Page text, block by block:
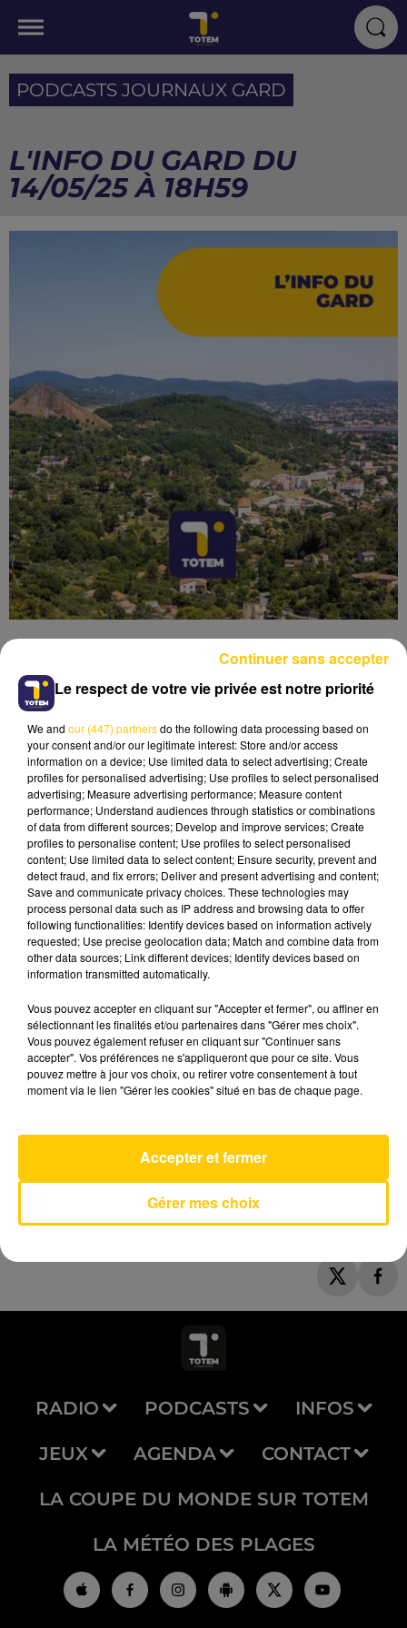
PODCASTS JOURNAUX GARD
L'INFO DU GARD DU
14/05/25 À 18H59
Lecture (3 min 40 sec)
14 mai 2025 - 3 min 40 sec
L'INFO DU GARD DU 14/05/25 À 18H59
Ecoutez sur Totem l'information en Lozère et sur
le bassin d'Alès avec les reportages de nos
journalistes sur le terrain.
AVEYRON NORD
RADIO PODCASTS INFOS
JEUX AGENDA CONTACT
LA COUPE DU MONDE SUR TOTEM
LA MÉTÉO DES PLAGES
Le respect de votre vie privée est notre priorité
We and our (447) partnersdo the following data processing based on
your consent and/or our legitimate interest: Store and/or access
information on a device; Use limited data to select advertising; Create
profiles for personalised advertising; Use profiles to select personalised
advertising; Measure advertising performance; Measure content
performance; Understand audiences through statistics or combinations
of data from different sources; Develop and improve services; Create
profiles to personalise content; Use profiles to select personalised
content; Use limited data to select content; Ensure security, prevent and
detect fraud, and fix errors; Deliver and present advertising and content;
Save and communicate privacy choices. These technologies may
process personal data such as IP address and browsing data to offer
following functionalities: Identify devices based on information actively
requested; Use precise geolocation data; Match and combine data from
other data sources; Link different devices; Identify devices based on
information transmitted automatically.
Vous pouvez accepter en cliquant sur "Accepter et fermer", ou affiner en
sélectionnant les finalités et/ou partenaires dans "Gérer mes choix".
Vous pouvez également refuser en cliquant sur "Continuer sans
accepter". Vos préférences ne s'appliqueront que pour ce site. Vous
pouvez mettre à jour vos choix, ou retirer votre consentement à tout
moment via le lien "Gérer les cookies" situé en bas de chaque page.
Gérer mes choix
Accepter et fermer
Continuer sans accepter